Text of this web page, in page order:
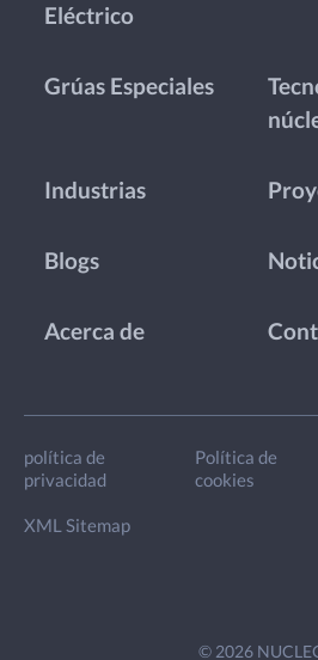
Eléctrico
Grúas Especiales
Industrias
Blogs
Acerca de
política de
privacidad
Política de
cookies
XML Sitemap
© 2026